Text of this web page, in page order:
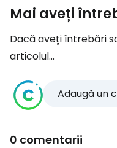
Mai aveți
Dacă aveți întrebări
articolul...
Adaugă un
0 comentarii